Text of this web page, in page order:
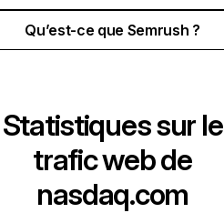
Qu’est-ce que Semrush ?
Statistiques sur le
trafic web de
nasdaq.com